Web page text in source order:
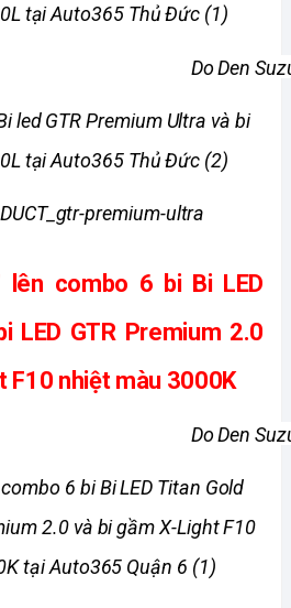
tại Auto365 Thủ Đức (1)
led GTR Premium Ultra và bi
tại Auto365 Thủ Đức (2)
premium-ultra
lên combo 6 bi Bi LED
LED GTR Premium 2.0
F10 nhiệt màu 3000K
6 bi Bi LED Titan Gold
2.0 và bi gầm X-Light F10
tại Auto365 Quận 6 (1)